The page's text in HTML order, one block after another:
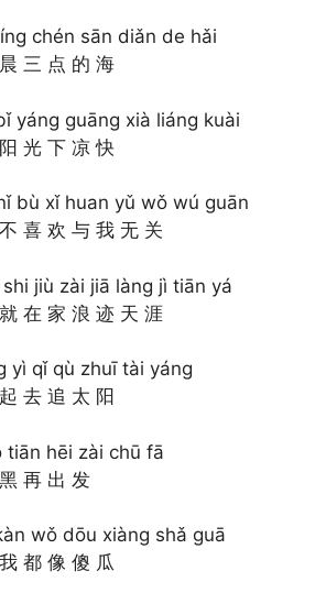
chén sān diǎn de hǎi
三 点 的 海
yáng guāng xià liáng kuài
光 下 凉 快
bù xǐ huan yǔ wǒ wú guān
喜 欢 与 我 无 关
jiù zài jiā làng jì tiān yá
在 家 浪 迹 天 涯
yì qǐ qù zhuī tài yáng
去 追 太 阳
tiān hēi zài chū fā
再 出 发
wǒ dōu xiàng shǎ guā
都 像 傻 瓜